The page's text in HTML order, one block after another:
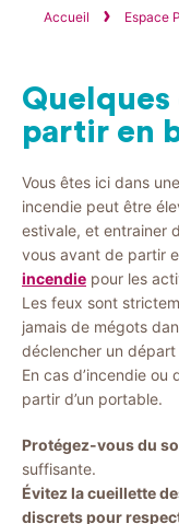
Accueil Espace
Quelques
partir en
Vous êtes ici dans
incendie peut être
estivale, et entrainer
vous avant de partir
incendie pour les
Les feux sont
jamais de mégots
déclencher un départ
En cas d’incendie ou
partir d’un portable.
Protégez-vous du
suffisante.
Évitez la cueillette
discrets pour